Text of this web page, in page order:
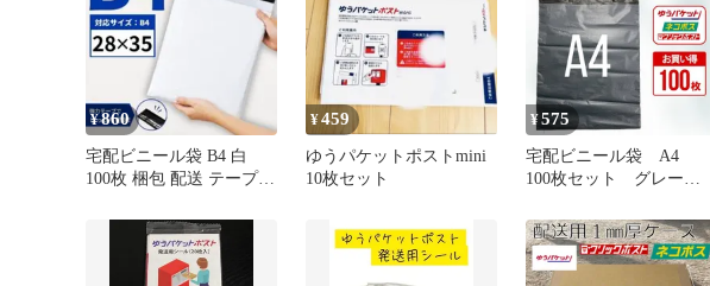
¥860
宅配ビニール袋 B4 白
100枚 梱包 配送 テープ付
¥459
ゆうパケットポストmini
10枚セット
¥575
宅配ビニール袋 A4
100枚セット グレー
き 大きめ 梱包資材
封筒 OPP袋 メルカ
リ ネコポス ゆうパケ